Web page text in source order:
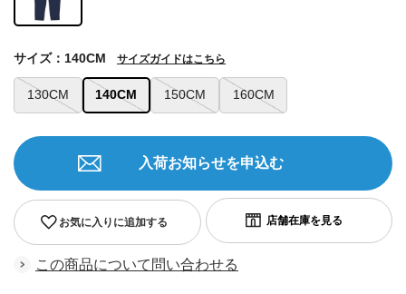
130CM 140CM 150CM 160CM
サイズ：140CM サイズガイドはこちら
お気に入りに追加する
入荷お知らせを申込む
この商品について問い合わせる